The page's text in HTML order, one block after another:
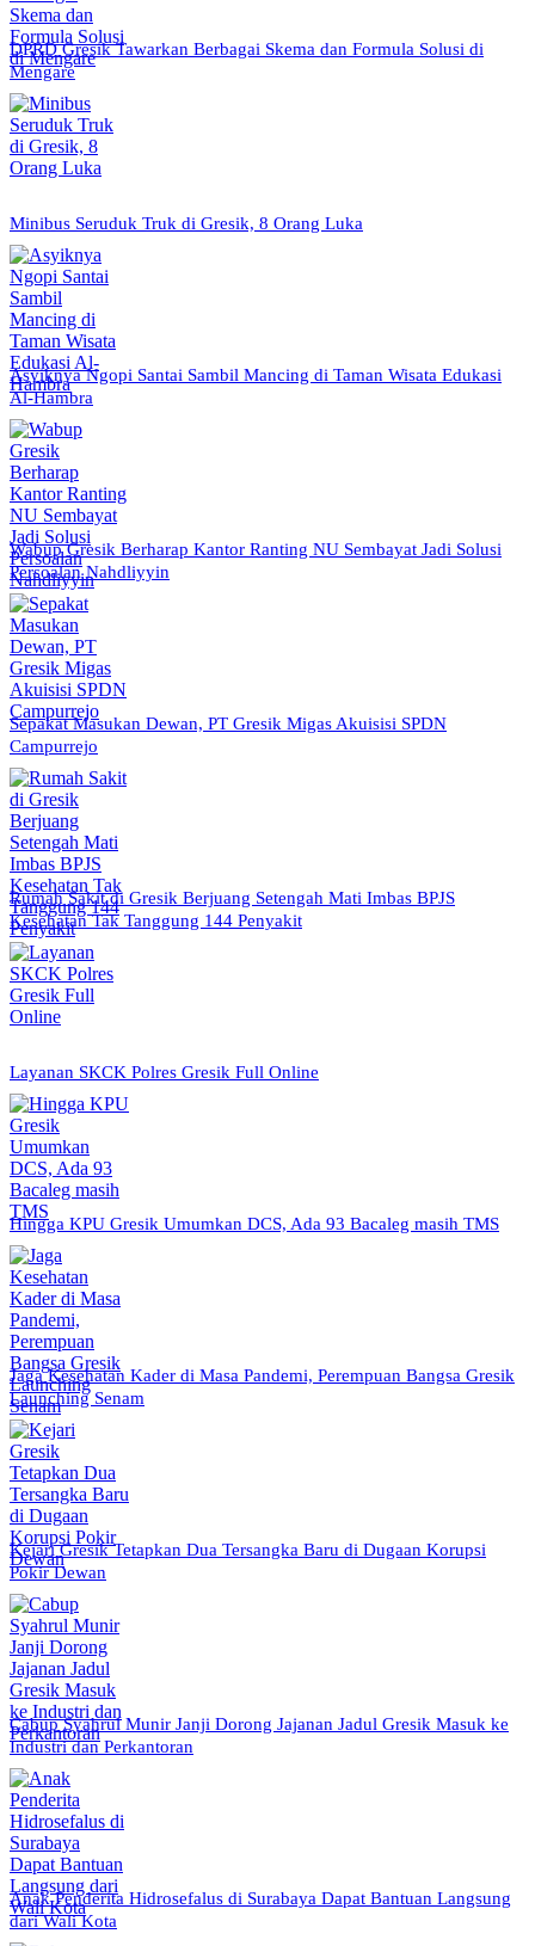
DPRD Gresik Tawarkan Berbagai Skema dan Formula Solusi di
Mengare
Minibus Seruduk Truk di Gresik, 8 Orang Luka
Asyiknya Ngopi Santai Sambil Mancing di Taman Wisata Edukasi
Al-Hambra
Wabup Gresik Berharap Kantor Ranting NU Sembayat Jadi Solusi
Persoalan Nahdliyyin
Sepakat Masukan Dewan, PT Gresik Migas Akuisisi SPDN
Campurrejo
Rumah Sakit di Gresik Berjuang Setengah Mati Imbas BPJS
Kesehatan Tak Tanggung 144 Penyakit
Layanan SKCK Polres Gresik Full Online
Hingga KPU Gresik Umumkan DCS, Ada 93 Bacaleg masih TMS
Jaga Kesehatan Kader di Masa Pandemi, Perempuan Bangsa Gresik
Launching Senam
Kejari Gresik Tetapkan Dua Tersangka Baru di Dugaan Korupsi
Pokir Dewan
Cabup Syahrul Munir Janji Dorong Jajanan Jadul Gresik Masuk ke
Industri dan Perkantoran
Anak Penderita Hidrosefalus di Surabaya Dapat Bantuan Langsung
dari Wali Kota